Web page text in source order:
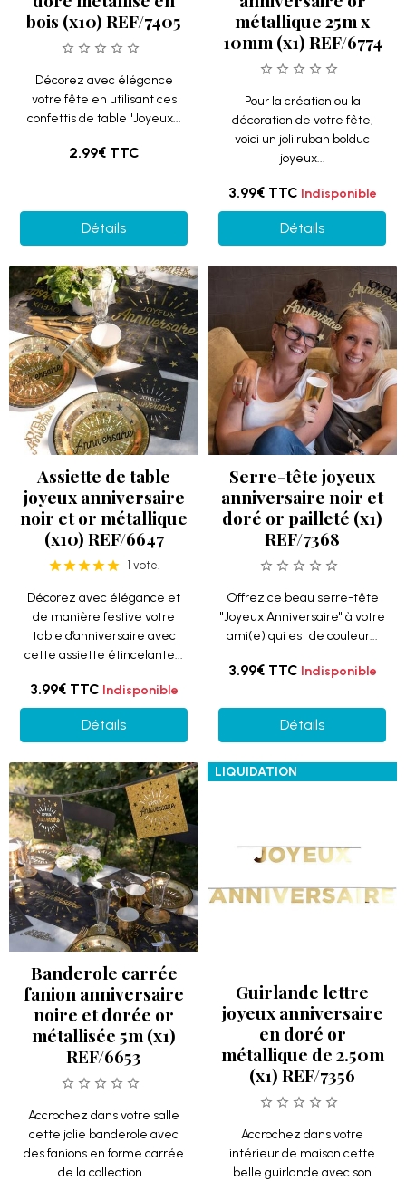
bois (x10) REF/7405
Décorez avec élégance
votre fête en utilisant ces
confettis de table "Joyeux...
2.99€ TTC
Détails
métallique 25m x
10mm (x1) REF/6774
Pour la création ou la
décoration de votre fête,
voici un joli ruban bolduc
joyeux...
3.99€ TTC Indisponible
Détails
Assiette de table
joyeux anniversaire
noir et or métallique
(x10) REF/6647
1 vote.
Décorez avec élégance et
de manière festive votre
table d’anniversaire avec
cette assiette étincelante...
3.99€ TTC Indisponible
Détails
Serre-tête joyeux
anniversaire noir et
doré or pailleté (x1)
REF/7368
Offrez ce beau serre-tête
"Joyeux Anniversaire" à votre
ami(e) qui est de couleur...
3.99€ TTC Indisponible
Détails
Banderole carrée
fanion anniversaire
noire et dorée or
métallisée 5m (x1)
REF/6653
Accrochez dans votre salle
cette jolie banderole avec
des fanions en forme carrée
de la collection...
LIQUIDATION
Guirlande lettre
joyeux anniversaire
en doré or
métallique de 2.50m
(x1) REF/7356
Accrochez dans votre
intérieur de maison cette
belle guirlande avec son